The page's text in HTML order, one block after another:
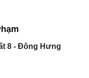
8 - Đông Hưng